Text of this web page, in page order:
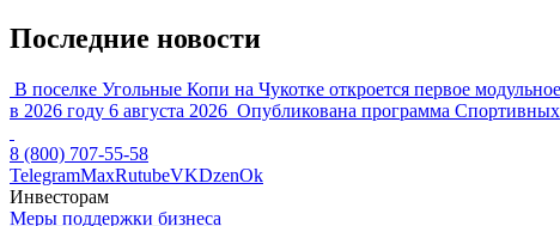
Последние новости
В поселке Угольные Копи на Чукотке откроется первое
в 2026 году 6 августа 2026 Опубликована программа
8 (800) 707-55-58
TelegramMaxRutubeVKDzenOk
Инвесторам
Меры поддержки бизнеса